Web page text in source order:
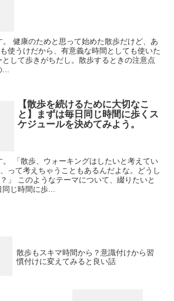
。 健康のためと思って始めた散歩だけど、あ
使うけだから、有意義な時間としても使いた
して歩きがちだし。散歩するときの注意点
【散歩を続けるために大切なこ
と】まずは毎日同じ時間に歩くス
ケジュールを決めてみよう。
。 「散歩、ウォーキングはしたいと考えてい
って考えちゃうこともあるんだよな。どうし
」 このようなテーマについて、綴りたいと
じ時間に歩...
散歩もスキマ時間から？意識付けから習
慣付けに変えてみると良い話